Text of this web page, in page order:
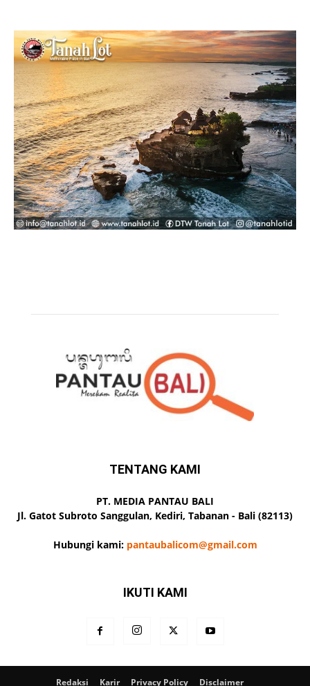
TENTANG KAMI
PT. MEDIA PANTAU BALI
Jl. Gatot Subroto Sanggulan, Kediri, Tabanan - Bali (82113)
Hubungi kami: pantaubalicom@gmail.com
IKUTI KAMI
Redaksi Karir Privacy Policy Disclaimer